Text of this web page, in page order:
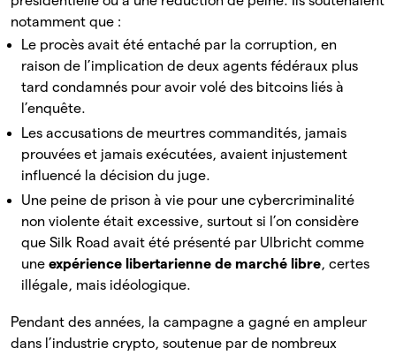
notamment que :
Le procès avait été entaché par la corruption, en
raison de l’implication de deux agents fédéraux plus
tard condamnés pour avoir volé des bitcoins liés à
l’enquête.
Les accusations de meurtres commandités, jamais
prouvées et jamais exécutées, avaient injustement
influencé la décision du juge.
Une peine de prison à vie pour une cybercriminalité
non violente était excessive, surtout si l’on considère
que Silk Road avait été présenté par Ulbricht comme
une expérience libertarienne de marché libre, certes
illégale, mais idéologique.
Pendant des années, la campagne a gagné en ampleur
dans l’industrie crypto, soutenue par de nombreux